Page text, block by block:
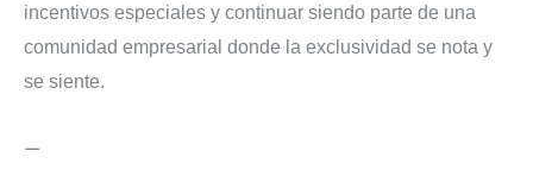
incentivos especiales y continuar siendo parte de una
comunidad empresarial donde la exclusividad se nota y
se siente.
—